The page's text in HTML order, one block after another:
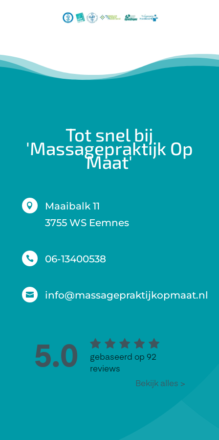
Tot snel bij
'Massagepraktijk Op
Maat'

Maaibalk 11
3755 WS Eemnes
 06-13400538
 info@massagepraktijkopmaat.nl